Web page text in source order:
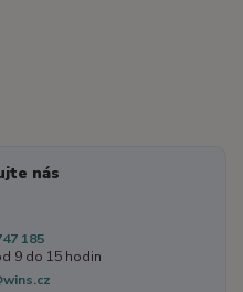
nás
185
9 do 15 hodin